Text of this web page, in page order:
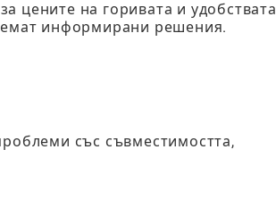
цените на горивата и
информирани решения.
със съвместимостта,